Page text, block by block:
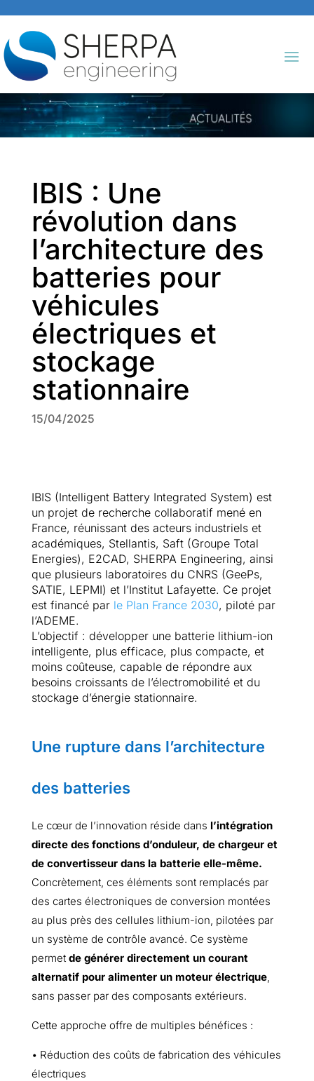
IBIS : Une
révolution dans
l’architecture des
batteries pour
véhicules
électriques et
stockage
stationnaire
15/04/2025
IBIS (Intelligent Battery Integrated System) est
un projet de recherche collaboratif mené en
France, réunissant des acteurs industriels et
académiques, Stellantis, Saft (Groupe Total
Energies), E2CAD, SHERPA Engineering, ainsi
que plusieurs laboratoires du CNRS (GeePs,
SATIE, LEPMI) et l’Institut Lafayette. Ce projet
est financé parle Plan France 2030, piloté par
l’ADEME.
L’objectif : développer une batterie lithium-ion
intelligente, plus efficace, plus compacte, et
moins coûteuse, capable de répondre aux
besoins croissants de l’électromobilité et du
stockage d’énergie stationnaire.
Une rupture dans l’architecture
des batteries
Le cœur de l’innovation réside dans l’intégration
directe des fonctions d’onduleur, de chargeur et
de convertisseur dans la batterie elle-même.
Concrètement, ces éléments sont remplacés par
des cartes électroniques de conversion montées
au plus près des cellules lithium-ion, pilotées par
un système de contrôle avancé. Ce système
permet de générer directement un courant
alternatif pour alimenter un moteur électrique,
sans passer par des composants extérieurs.
Cette approche offre de multiples bénéfices :
• Réduction des coûts de fabrication des véhicules
électriques